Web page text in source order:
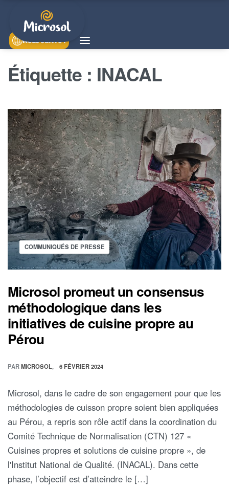
Nous suivre !
Étiquette : INACAL
COMMUNIQUÉS DE PRESSE
Microsol promeut un consensus
méthodologique dans les
initiatives de cuisine propre au
Pérou
PARMICROSOL 6 FÉVRIER 2024
Microsol, dans le cadre de son engagement pour que les
méthodologies de cuisson propre soient bien appliquées
au Pérou, a repris son rôle actif dans la coordination du
Comité Technique de Normalisation (CTN) 127 «
Cuisines propres et solutions de cuisine propre », de
l'Institut National de Qualité. (INACAL). Dans cette
phase, l’objectif est d’atteindre le […]